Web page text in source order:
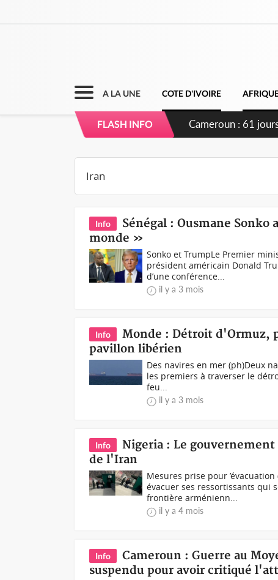
A LA UNE COTE D'IVOIRE
FLASH INFO
Cameroun : 61
Info
Sénégal : Ousmane
monde »
Sonko et TrumpLe Premier
président américain Donald
d’une conférence...
il y a 3 mois
Info
Monde : Détroit d'Ormuz,
pavillon libérien
Des navires en mer (ph)Deux
les premiers à traverser le
feu...
il y a 3 mois
Info
Nigeria : Le
de l'Iran
Mesures prise pour
évacuer ses ressortissants qui
frontière arménienn...
il y a 4 mois
Info
Cameroun : Guerre au
suspendu pour avoir critiqué